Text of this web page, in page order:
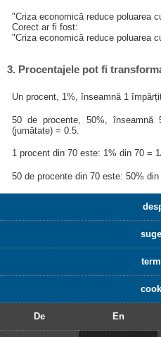
"Criza economică reduce poluarea
Corect ar fi fost:
"Criza economică reduce poluarea
3. Procentajele pot fi
Un procent, 1%, înseamnă 1
50 de procente, 50%,
(jumătate) = 0.5.
1 procent din 70 este: 1% din 70 =
50 de procente din 70 este: 50%
De En